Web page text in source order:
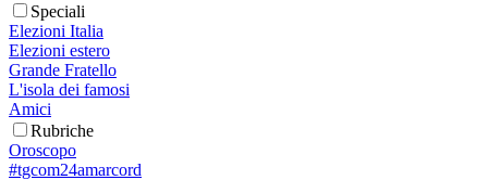
Speciali
Elezioni Italia
Elezioni estero
Grande Fratello
L'isola dei famosi
Amici
Rubriche
Oroscopo
#tgcom24amarcord